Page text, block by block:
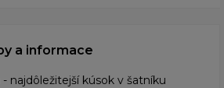
a informace
- najdôležitejší kúsok v šatníku